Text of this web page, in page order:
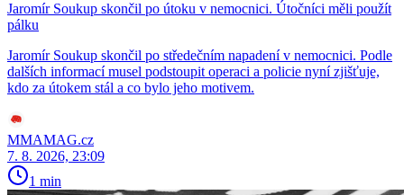
Jaromír Soukup skončil po útoku v nemocnici. Útočníci měli použít
pálku
Jaromír Soukup skončil po středečním napadení v nemocnici. Podle
dalších informací musel podstoupit operaci a policie nyní zjišťuje,
kdo za útokem stál a co bylo jeho motivem.
MMAMAG.cz
7. 8. 2026, 23:09
1 min